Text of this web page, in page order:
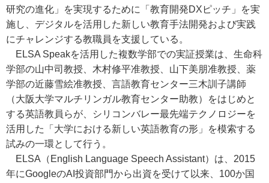
研究の進化」を実現するために「教育開発DXピッチ」を実
施し、デジタルを活用した新しい教育手法開発および実践
にチャレンジする教職員を支援している。
ELSA Speakを活用した複数学部での実証授業は、生命科
学部の山中司教授、木村修平准教授、山下美朋准教授、薬
学部の近藤雪絵准教授、言語教育センター三木訓子講師
（大阪大学マルチリンガル教育センター助教）をはじめと
する英語教員らが、シリコンバレー最先端テクノロジーを
活用した「大学における新しい英語教育の形」を模索する
試みの一環として行う。
ELSA（English Language Speech Assistant）は、2015
年にGoogleのAI投資部門から出資を受けて以来、100か国